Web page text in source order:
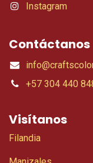
Instagram
Contáctanos
+57 304 440
Visítanos
Filandia